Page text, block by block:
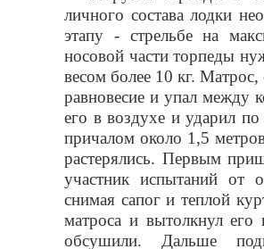
личного состава лодки
этапу - стрельбе на
носовой части торпеды
весом более 10 кг.
равновесие и упал между
его в воздухе и ударил
причалом около 1,5
растерялись. Первым
участник испытаний от
снимая сапог и теплой
матроса и вытолкнул
обсушили. Дальше